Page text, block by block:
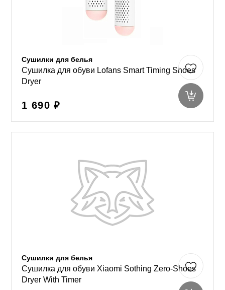
Сушилки для белья
Сушилка для обуви Lofans Smart Timing Shoes
Dryer
1 690 ₽
Сушилки для белья
Сушилка для обуви Xiaomi Sothing Zero-Shoes
Dryer With Timer